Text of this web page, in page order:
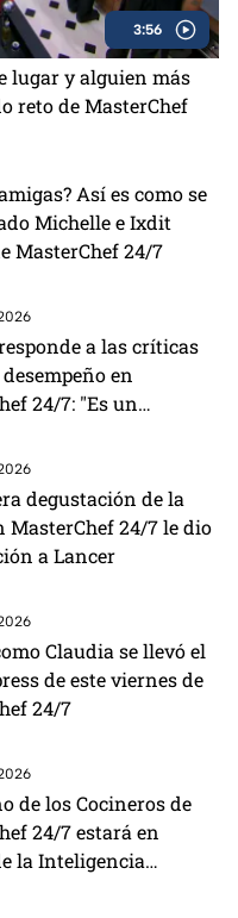
3:56
lugar y alguien más
reto de MasterChef
Así es como se
Michelle e Ixdit
MasterChef 24/7
a las críticas
en
24/7: "Es un
degustación de la
MasterChef 24/7 le dio
a Lancer
Claudia se llevó el
de este viernes de
24/7
de los Cocineros de
24/7 estará en
la Inteligencia